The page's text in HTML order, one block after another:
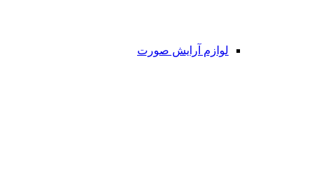
لوازم آرایش صورت